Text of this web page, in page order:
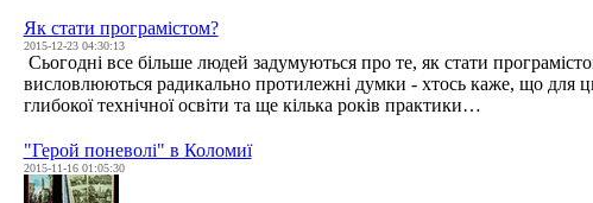
Як стати програмістом?
2015-12-23 04:30:13
Сьогодні все більше людей задумуються про те, як стати
висловлюються радикально протилежні думки - хтось каже, що для
глибокої технічної освіти та ще кілька років практики…
"Герой поневолі" в Коломиї
2015-11-16 01:05:30